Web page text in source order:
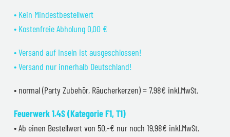
• Kein Mindestbestellwert
• Kostenfreie Abholung 0,00 €
• Versand auf Inseln ist ausgeschlossen!
• Versand nur innerhalb Deutschland!
• normal (Party Zubehör, Räucherkerzen) = 7,98€ inkl.MwSt.
Feuerwerk 1.4S (Kategorie F1, T1)
• Ab einen Bestellwert von 50,-€ nur noch 19,98€ inkl.MwSt.